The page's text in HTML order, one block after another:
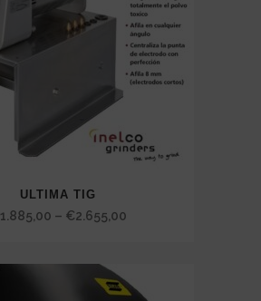
ULTIMA TIG
1.885,00 – €2.655,00Price
through